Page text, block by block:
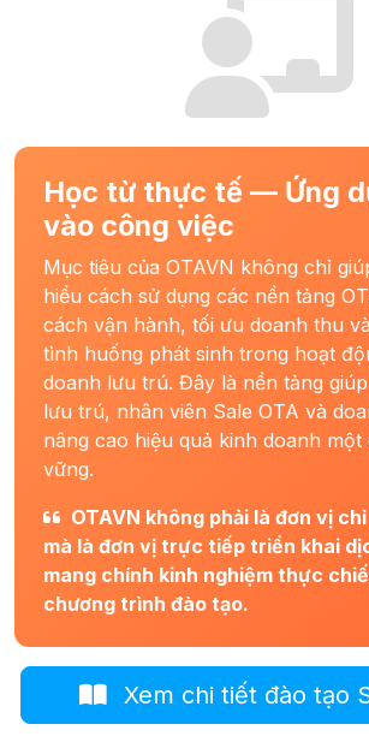
Học từ thực tế — Ứng
vào công việc
Mục tiêu của OTAVN không chỉ
hiểu cách sử dụng các nền tảng
cách vận hành, tối ưu doanh thu
tình huống phát sinh trong hoạt
doanh lưu trú. Đây là nền tảng
lưu trú, nhân viên Sale OTA và
nâng cao hiệu quả kinh doanh một
vững.
OTAVN không phải là đơn vị
mà là đơn vị trực tiếp triển khai
mang chính kinh nghiệm thực
chương trình đào tạo.
Xem chi tiết đào tạo